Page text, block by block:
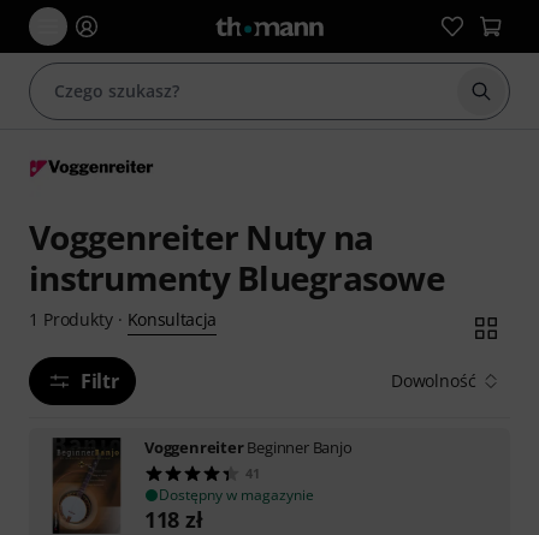
Voggenreiter Nuty na
instrumenty Bluegrasowe
1 Produkty· Konsultacja
Filtr Dowolność
VoggenreiterBeginner Banjo
41
Dostępny w magazynie
118 zł